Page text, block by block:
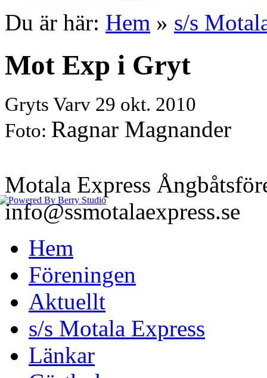
Du är här: Hem » s/s
Mot Exp i Gryt
Gryts Varv 29 okt. 2010
Foto: Ragnar Magnander
Motala Express
info@ssmotalaexpress.se
Hem
Föreningen
Aktuellt
s/s Motala Express
Länkar